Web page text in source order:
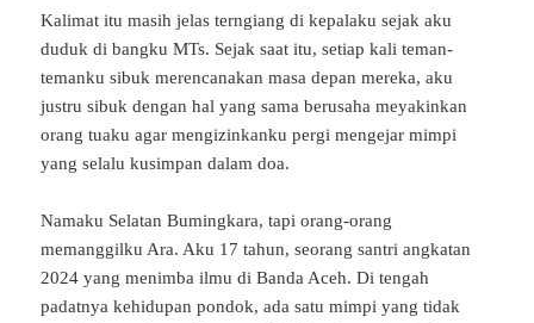
Kalimat itu masih jelas terngiang di kepalaku sejak aku
duduk di bangku MTs. Sejak saat itu, setiap kali teman-
temanku sibuk merencanakan masa depan mereka, aku
justru sibuk dengan hal yang sama berusaha meyakinkan
orang tuaku agar mengizinkanku pergi mengejar mimpi
yang selalu kusimpan dalam doa.
Namaku Selatan Bumingkara, tapi orang-orang
memanggilku Ara. Aku 17 tahun, seorang santri angkatan
2024 yang menimba ilmu di Banda Aceh. Di tengah
padatnya kehidupan pondok, ada satu mimpi yang tidak